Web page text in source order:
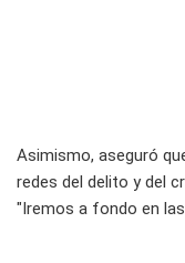
Asimismo, aseguró
redes del delito y del
"Iremos a fondo en